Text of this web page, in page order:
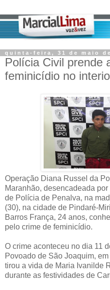
quinta-feira, 31 de maio
Polícia Civil prende
feminicídio no
Operação Diana Russel da
Maranhão, desencadeada
de Polícia de Penalva, na
(30), na cidade de Pindaré-
Barros França, 24 anos,
pelo crime de feminicídio.
O crime aconteceu no dia 11
Povoado de São Joaquim,
tirou a vida de Maria Ivanilde
durante as festividades de